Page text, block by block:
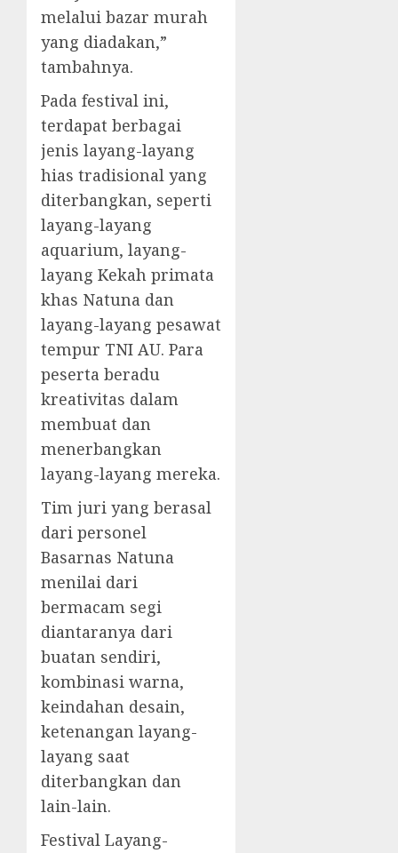
melalui bazar murah
yang diadakan,”
tambahnya.
Pada festival ini,
terdapat berbagai
jenis layang-layang
hias tradisional yang
diterbangkan, seperti
layang-layang
aquarium, layang-
layang Kekah primata
khas Natuna dan
layang-layang pesawat
tempur TNI AU. Para
peserta beradu
kreativitas dalam
membuat dan
menerbangkan
layang-layang mereka.
Tim juri yang berasal
dari personel
Basarnas Natuna
menilai dari
bermacam segi
diantaranya dari
buatan sendiri,
kombinasi warna,
keindahan desain,
ketenangan layang-
layang saat
diterbangkan dan
lain-lain.
Festival Layang-